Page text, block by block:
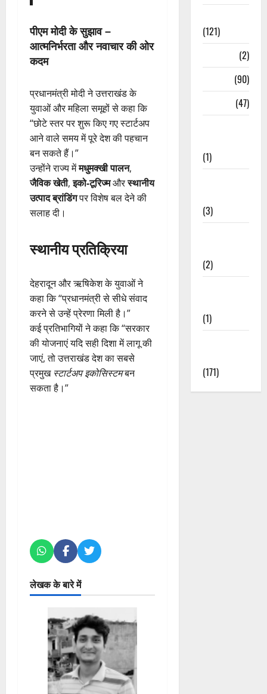
पीएम मोदी के सुझाव –
आत्मनिर्भरता और नवाचार की ओर
कदम
प्रधानमंत्री मोदी ने उत्तराखंड के
युवाओं और महिला समूहों से कहा कि
“छोटे स्तर पर शुरू किए गए स्टार्टअप
आने वाले समय में पूरे देश की पहचान
बन सकते हैं।”
उन्होंने राज्य मेंमधुमक्खी पालन,
जैविक खेती,इको-टूरिज्मऔरस्थानीय
उत्पाद ब्रांडिंगपर विशेष बल देने की
सलाह दी।
स्थानीय प्रतिक्रिया
देहरादून और ऋषिकेश के युवाओं ने
कहा कि “प्रधानमंत्री से सीधे संवाद
करने से उन्हें प्रेरणा मिली है।”
कई प्रतिभागियों ने कहा कि “सरकार
की योजनाएं यदि सही दिशा में लागू की
जाएं, तो उत्तराखंड देश का सबसे
प्रमुख स्टार्टअप इकोसिस्टमबन
सकता है।”
लेखक के बारे में
(121)
(2)
(90)
(47)
(1)
(3)
(2)
(1)
(171)